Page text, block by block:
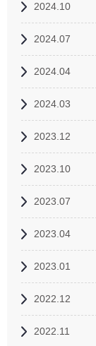
2024.10
2024.07
2024.04
2024.03
2023.12
2023.10
2023.07
2023.04
2023.01
2022.12
2022.11